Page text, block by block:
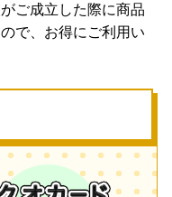
ご成立した際に商品
で、お得にご利用い